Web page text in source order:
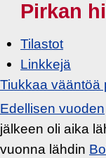
Pirkan
Tilastot
Linkkejä
Tiukkaa vääntöä
Edellisen vuoden
jälkeen oli aika
vuonna lähdin